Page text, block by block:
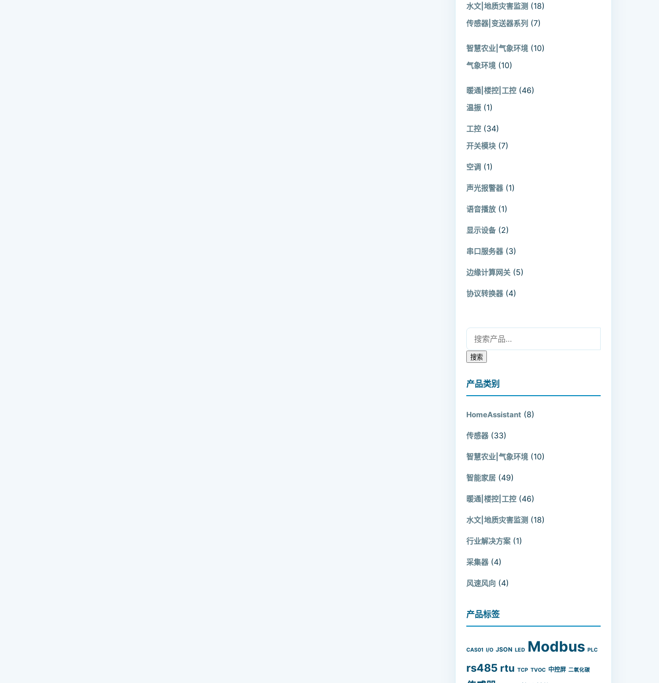
水文|地质灾害监测 (18)
传感器|变送器系列 (7)
智慧农业|气象环境 (10)
气象环境 (10)
暖通|楼控|工控 (46)
温振 (1)
工控 (34)
开关模块 (7)
空调 (1)
声光报警器 (1)
语音播放 (1)
显示设备 (2)
串口服务器 (3)
边缘计算网关 (5)
协议转换器 (4)
搜索：
搜索
产品类别
HomeAssistant (8)
传感器 (33)
智慧农业|气象环境 (10)
智能家居 (49)
暖通|楼控|工控 (46)
水文|地质灾害监测 (18)
行业解决方案 (1)
采集器 (4)
风速风向 (4)
产品标签
CAS01 I/O JSON LED Modbus PLC
rs485 rtu TCP TVOC 中控屏 二氧化碳